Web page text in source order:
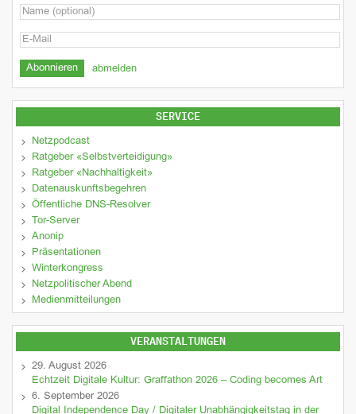
abmelden
SERVICE
Netzpodcast
Ratgeber «Selbstverteidigung»
Ratgeber «Nachhaltigkeit»
Datenauskunftsbegehren
Öffentliche DNS-Resolver
Tor-Server
Anonip
Präsentationen
Winterkongress
Netzpolitischer Abend
Medienmitteilungen
VERANSTALTUNGEN
29. August 2026
Echtzeit Digitale Kultur: Graffathon 2026 – Coding becomes Art
6. September 2026
Digital Independence Day / Digitaler Unabhängigkeitstag in der